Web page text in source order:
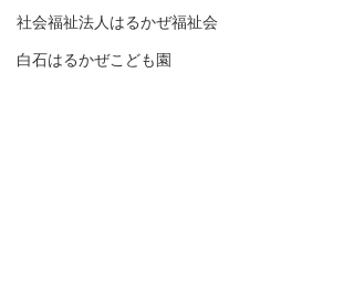
社会福祉法人はるかぜ福祉会
白石はるかぜこども園